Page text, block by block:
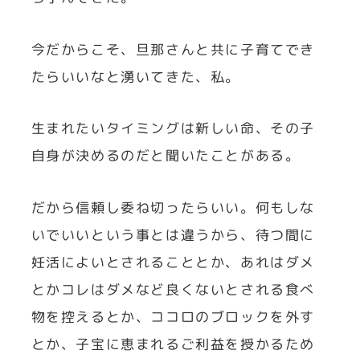
今だからこそ、旦那さんと共に子育てでき
たらいいなと湧いてきた、私。
生まれたいタイミングは新しい命、その子
自身が決めるのだと聞いたことがある。
だから信頼し委ね切ったらいい。何もしな
いでいいという事とは違うから、待つ間に
妊活によいとされることとか、あれはダメ
とかコレはダメなど良くないとされる食べ
物を控えるとか、ココロのブロックを外す
とか、子宝に恵まれるご利益を授かるため